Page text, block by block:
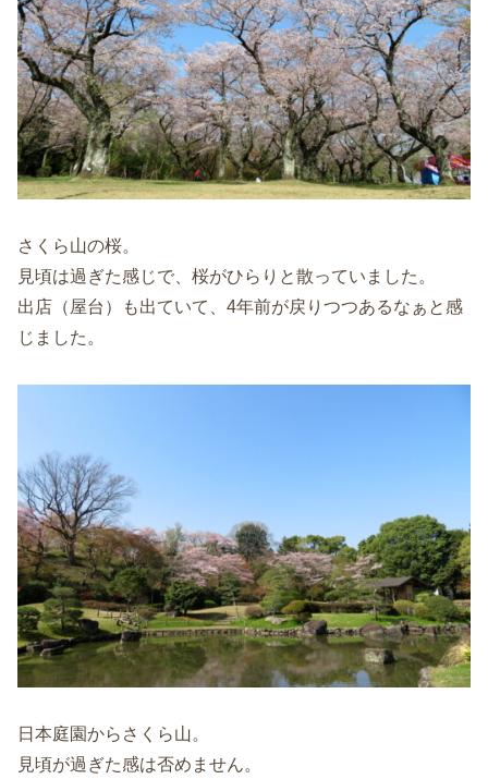
さくら山の桜。
見頃は過ぎた感じで、桜がひらりと散っていました。
出店（屋台）も出ていて、4年前が戻りつつあるなぁと感
じました。
日本庭園からさくら山。
見頃が過ぎた感は否めません。